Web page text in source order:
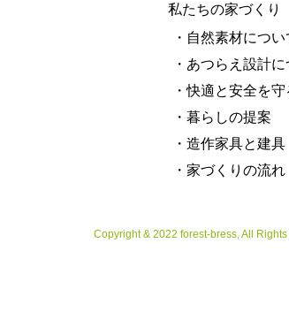
私たちの家づくり
・自然素材につい
・あつらえ設計に
・快適と安全を
・暮らしの提案
・造作家具と建具
・家づくりの流れ
Copyright & 2022 forest-bress, All